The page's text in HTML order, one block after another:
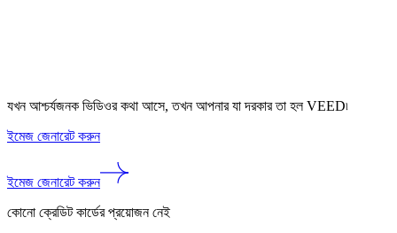
যখন আশ্চর্যজনক ভিডিওর কথা আসে, তখন আপনার যা দরকার তা হল VEED৷
ইমেজ জেনারেট করুন
ইমেজ জেনারেট করুন
কোনো ক্রেডিট কার্ডের প্রয়োজন নেই